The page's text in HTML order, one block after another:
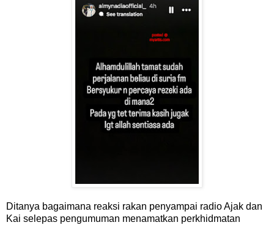
Ditanya bagaimana reaksi rakan penyampai radio Ajak dan
Kai selepas pengumuman menamatkan perkhidmatan